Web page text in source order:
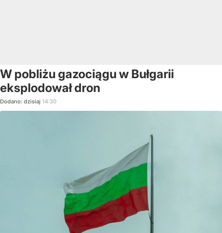
W pobliżu gazociągu w Bułgarii
eksplodował dron
Dodano: dzisiaj 14:30